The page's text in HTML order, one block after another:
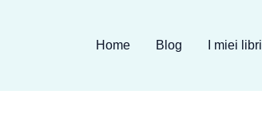
Home Blog I miei libri